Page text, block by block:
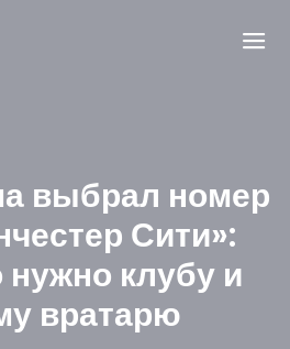
выбрал номер
Сити»:
нужно клубу и
вратарю